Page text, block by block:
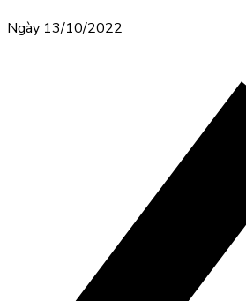
Ngày 13/10/2022